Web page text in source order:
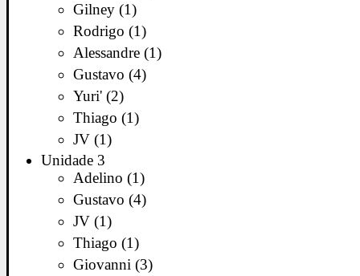
Gilney (1)
Rodrigo (1)
Alessandre (1)
Gustavo (4)
Yuri' (2)
Thiago (1)
JV (1)
Unidade 3
Adelino (1)
Gustavo (4)
JV (1)
Thiago (1)
Giovanni (3)